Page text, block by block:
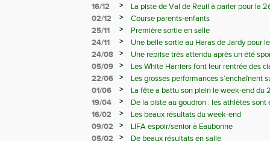
16/12
>
La piste de Val de Reuil à parler pour la
départemantaux
02/12 >
Course parents-enfants
25/11
>
Première sortie en salle
24/11
>
Une belle sortie au Haras de Jardy pour
24/08
>
Une reprise très attendu après un été
05/09
>
Les White Harriers font leur rentrée des
22/06
>
Les grosses performances s’enchaînent
01/06
>
La fête a battu son plein le week-end du
19/04
>
De la piste au goudron : les athlètes sont
16/02
>
Les beaux résultats du week-end
09/02
>
LIFA espoir/senior à Eaubonne
05/02
> De beaux résultats en salle